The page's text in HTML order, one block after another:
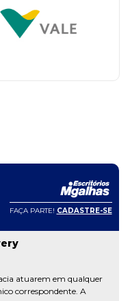
FAÇA PARTE! CADASTRE-SE
atuarem em qualquer
correspondente. A